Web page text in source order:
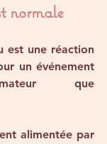
normale
est une réaction
un événement
que
alimentée par